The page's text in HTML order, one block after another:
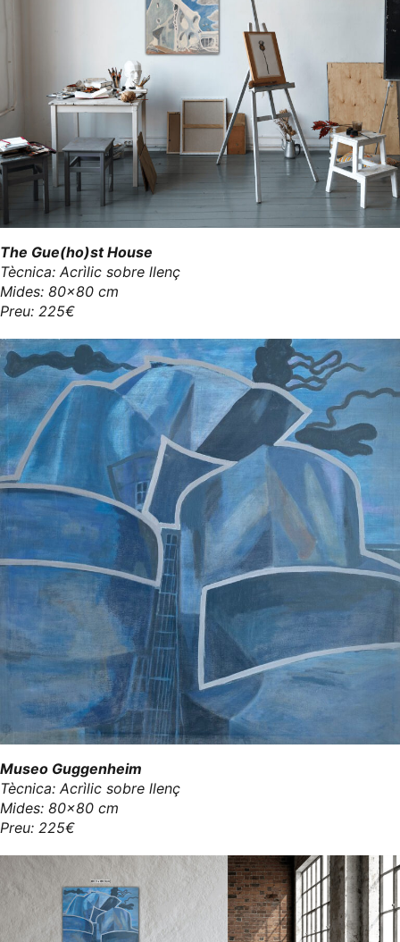
The Gue(ho)st House
Tècnica: Acrìlic sobre llenç
Mides: 80x80 cm
Preu: 225€
Museo Guggenheim
Tècnica: Acrìlic sobre llenç
Mides: 80x80 cm
Preu: 225€